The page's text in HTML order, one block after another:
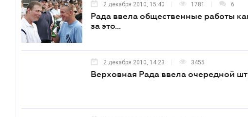
2 декабря 2010, 15:40 1781 6
Рада ввела общественные работы
за это...
2 декабря 2010, 14:23 3455
Верховная Рада ввела очередной